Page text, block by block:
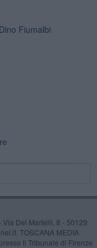
Fiumalbi
Dei Martelli, 8 - 50129
TOSCANA MEDIA
il Tribunale di Firenze